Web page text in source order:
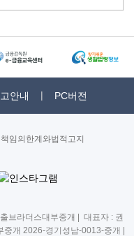
안내 PC버전
책임의한계와법적고지
브라더스대부중개 | 대표자 : 권
중개 2026-경기성남-0013-중개 |